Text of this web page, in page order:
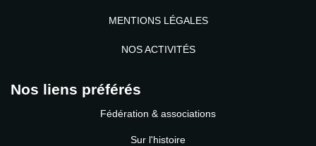
MENTIONS LÉGALES
NOS ACTIVITÉS
Nos liens préférés
Fédération & associations
Sur l'histoire